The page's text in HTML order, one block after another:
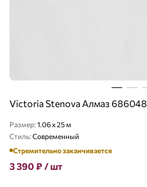
Victoria Stenova Алмаз 686048
Размер: 1.06 x 25 м
Стиль: Современный
Стремительно заканчивается
3 390 ₽ / шт